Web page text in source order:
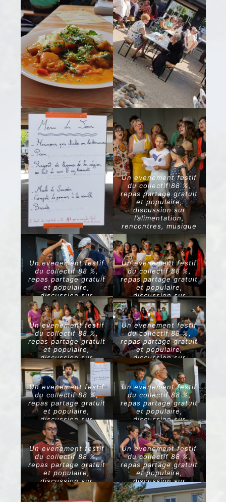
Un evenement festif
du collectif 88 %,
repas partage gratuit
et populaire,
discussion sur
l’alimentation,
rencontres, musique
Un evenement festif
du collectif 88 %,
repas partage gratuit
et populaire,
discussion sur
l’alimentation,
rencontres, musique
Un evenement festif
du collectif 88 %,
repas partage gratuit
et populaire,
discussion sur
l’alimentation,
rencontres, musique
Un evenement festif
du collectif 88 %,
repas partage gratuit
et populaire,
discussion sur
l’alimentation,
rencontres, musique
Un evenement festif
du collectif 88 %,
repas partage gratuit
et populaire,
discussion sur
l’alimentation,
rencontres, musique
Un evenement festif
du collectif 88 %,
repas partage gratuit
et populaire,
discussion sur
l’alimentation,
rencontres, musique
Un evenement festif
du collectif 88 %,
repas partage gratuit
et populaire,
discussion sur
l’alimentation,
rencontres, musique
Un evenement festif
du collectif 88 %,
repas partage gratuit
et populaire,
discussion sur
l’alimentation,
rencontres, musique
Un evenement festif
du collectif 88 %,
repas partage gratuit
et populaire,
discussion sur
l’alimentation,
rencontres, musique